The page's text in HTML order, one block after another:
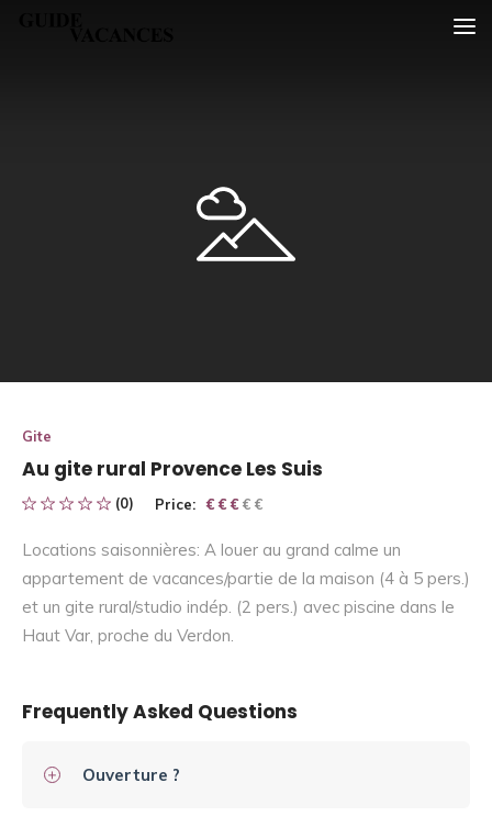
Gite
Au gite rural Provence Les Suis
(0) Price: € € € € €
€ € €
Locations saisonnières: A louer au grand calme un
appartement de vacances/partie de la maison (4 à 5 pers.)
et un gite rural/studio indép. (2 pers.) avec piscine dans le
Haut Var, proche du Verdon.
Frequently Asked Questions
Ouverture ?